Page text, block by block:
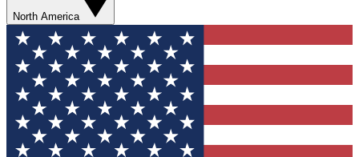
North America